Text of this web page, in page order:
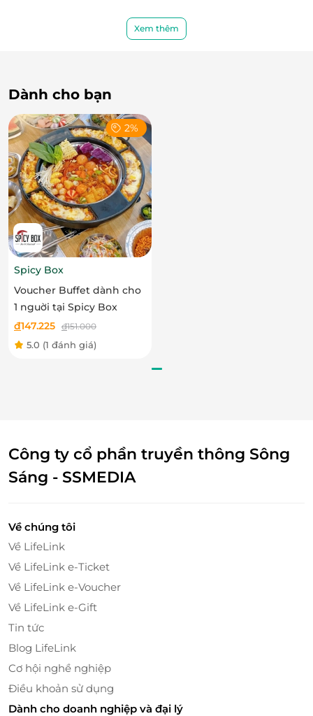
Nếu pizza được ví như “ông hoàng của ẩm thực Ý”,
thì mỳ Ý lại tỏa sáng theo một cách riêng, mềm mại
có nhiều loại mỳ khác nhau cho thực khách thỏa sức
khám phá như: mỳ dẹt đen, spaghetti, mỳ ống…
Đĩa mỳ đẹp mắt với màu vàng óng ả, sợi mì dai ngon
quyện cùng nước sốt đậm đà được đầu bếp pha chế
theo công thức đặc biệt như: sốt hải sản, sốt thịt bò,
dăm bông kem, mang đến sự tổng hòa hương vị
Xem thêm
Dành cho bạn
2%
Spicy Box
Voucher Buffet dành cho
1 nguời tại Spicy Box
đ147.225 đ151.000
5.0 (1 đánh giá)
Công ty cổ phần truyền thông Sông
Sáng - SSMEDIA
Về chúng tôi
Về LifeLink
Về LifeLink e-Ticket
Về LifeLink e-Voucher
Về LifeLink e-Gift
Tin tức
Blog LifeLink
Cơ hội nghề nghiệp
Điều khoản sử dụng
Dành cho doanh nghiệp và đại lý